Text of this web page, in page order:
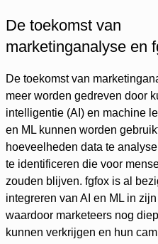
De toekomst van
marketinganalyse en
De toekomst van
meer worden gedreven door
intelligentie (AI) en machine
en ML kunnen worden
hoeveelheden data te
te identificeren die voor
zouden blijven. fgfox is al
integreren van AI en ML in
waardoor marketeers nog
kunnen verkrijgen en hun